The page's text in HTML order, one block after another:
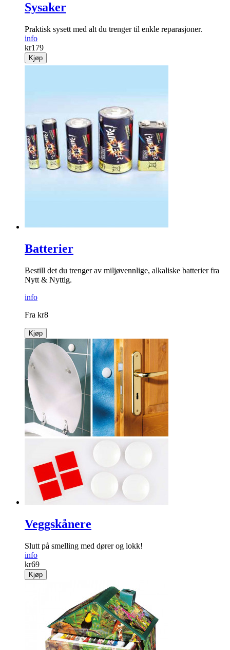
Sysaker
Praktisk sysett med alt du trenger til enkle reparasjoner.
info
kr179
Kjøp
Batterier
Bestill det du trenger av miljøvennlige, alkaliske batterier fra
Nytt & Nyttig.
info
Fra kr8
Kjøp
Veggskånere
Slutt på ­smelling med dører og lokk!
info
kr69
Kjøp